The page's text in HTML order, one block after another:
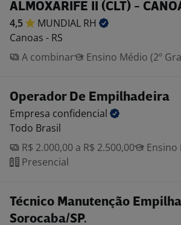
ALMOXARIFE II (CLT) -
4,5 MUNDIAL RH
Canoas - RS
A combinar
Ensino Médio (2º
Operador De Empilhadeira
Empresa confidencial
Todo Brasil
R$ 2.000,00 a R$ 2.500,00
Ensino
Presencial
Técnico Manutenção
Sorocaba/SP.